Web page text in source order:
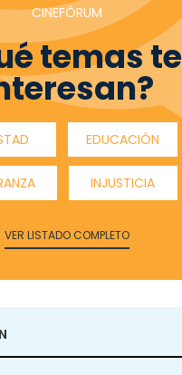
CINEFÓRUM
temas te
EDUCACIÓN
INJUSTICIA
VER LISTADO COMPLETO